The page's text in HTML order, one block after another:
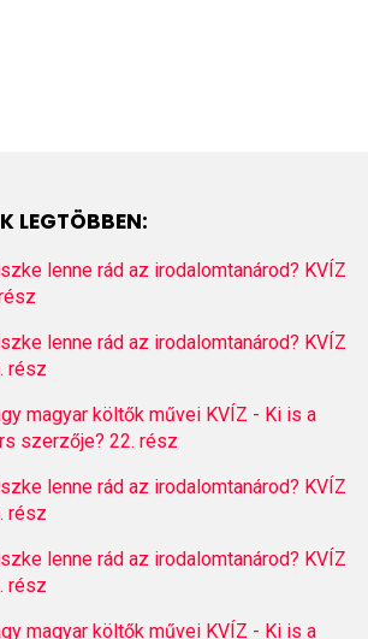
LEGTÖBBEN:
lenne rád az irodalomtanárod? KVÍZ
lenne rád az irodalomtanárod? KVÍZ
rész
magyar költők művei KVÍZ - Ki is a
szerzője? 22. rész
lenne rád az irodalomtanárod? KVÍZ
rész
lenne rád az irodalomtanárod? KVÍZ
rész
magyar költők művei KVÍZ - Ki is a